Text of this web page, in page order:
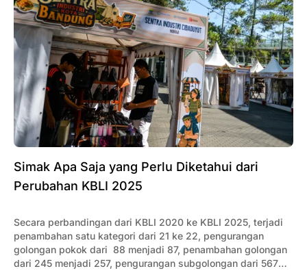
Simak Apa Saja yang Perlu Diketahui dari
Perubahan KBLI 2025
Secara perbandingan dari KBLI 2020 ke KBLI 2025, terjadi
penambahan satu kategori dari 21 ke 22, pengurangan
golongan pokok dari 88 menjadi 87, penambahan golongan
dari 245 menjadi 257, pengurangan subgolongan dari 567